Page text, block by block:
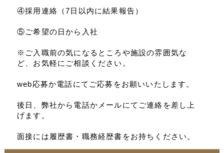
④採用連絡（7日以内に結果報告）
⑤ご希望の日から入社
※ご入職前の気になるところや施設の雰囲気な
ど、お気軽にご相談ください。
web応募か電話にてご応募をお願いいたします。
後日、弊社から電話かメールにてご連絡を差し上
げます。
面接には履歴書・職務経歴書をお持ちください。